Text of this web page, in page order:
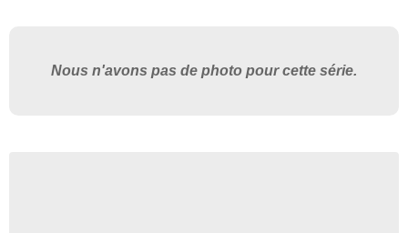
Nous n'avons pas de photo pour cette série.